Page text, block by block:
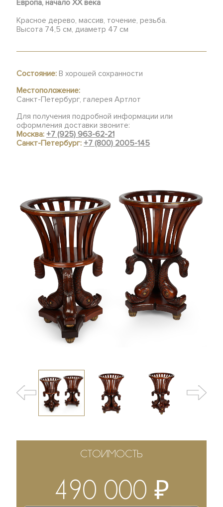
Европа, начало ХХ века
Красное дерево, массив, точение, резьба.
Высота 74,5 см, диаметр 47 см
Состояние: В хорошей сохранности
Местоположение:
Санкт-Петербург, галерея Артлот
Для получения подробной информации или
оформления доставки звоните:
Москва:+7 (925) 963-62-21
Санкт-Петербург:+7 (800) 2005-145
СТОИМОСТЬ
490 000 ₽